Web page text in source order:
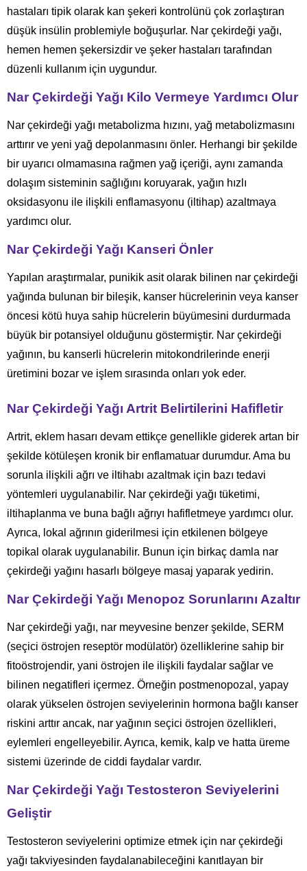
hastaları tipik olarak kan şekeri kontrolünü çok zorlaştıran
düşük insülin problemiyle boğuşurlar. Nar çekirdeği yağı,
hemen hemen şekersizdir ve şeker hastaları tarafından
düzenli kullanım için uygundur.
Nar Çekirdeği Yağı Kilo Vermeye Yardımcı Olur
Nar çekirdeği yağı metabolizma hızını, yağ metabolizmasını
arttırır ve yeni yağ depolanmasını önler. Herhangi bir şekilde
bir uyarıcı olmamasına rağmen yağ içeriği, aynı zamanda
dolaşım sisteminin sağlığını koruyarak, yağın hızlı
oksidasyonu ile ilişkili enflamasyonu (iltihap) azaltmaya
yardımcı olur.
Nar Çekirdeği Yağı Kanseri Önler
Yapılan araştırmalar, punikik asit olarak bilinen nar çekirdeği
yağında bulunan bir bileşik, kanser hücrelerinin veya kanser
öncesi kötü huya sahip hücrelerin büyümesini durdurmada
büyük bir potansiyel olduğunu göstermiştir. Nar çekirdeği
yağının, bu kanserli hücrelerin mitokondrilerinde enerji
üretimini bozar ve işlem sırasında onları yok eder.
Nar Çekirdeği Yağı Artrit Belirtilerini Hafifletir
Artrit, eklem hasarı devam ettikçe genellikle giderek artan bir
şekilde kötüleşen kronik bir enflamatuar durumdur. Ama bu
sorunla ilişkili ağrı ve iltihabı azaltmak için bazı tedavi
yöntemleri uygulanabilir. Nar çekirdeği yağı tüketimi,
iltihaplanma ve buna bağlı ağrıyı hafifletmeye yardımcı olur.
Ayrıca, lokal ağrının giderilmesi için etkilenen bölgeye
topikal olarak uygulanabilir. Bunun için birkaç damla nar
çekirdeği yağını hasarlı bölgeye masaj yaparak yedirin.
Nar Çekirdeği Yağı Menopoz Sorunlarını Azaltır
Nar çekirdeği yağı, nar meyvesine benzer şekilde, SERM
(seçici östrojen reseptör modülatör) özelliklerine sahip bir
fitoöstrojendir, yani östrojen ile ilişkili faydalar sağlar ve
bilinen negatifleri içermez. Örneğin postmenopozal, yapay
olarak yükselen östrojen seviyelerinin hormona bağlı kanser
riskini arttır ancak, nar yağının seçici östrojen özellikleri,
eylemleri engelleyebilir. Ayrıca, kemik, kalp ve hatta üreme
sistemi üzerinde de ciddi faydalar vardır.
Nar Çekirdeği Yağı Testosteron Seviyelerini
Geliştir
Testosteron seviyelerini optimize etmek için nar çekirdeği
yağı takviyesinden faydalanabileceğini kanıtlayan bir